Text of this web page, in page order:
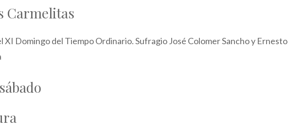
Carmelitas
XI Domingo del Tiempo Ordinario. Sufragio José Colomer Sancho y Ernesto